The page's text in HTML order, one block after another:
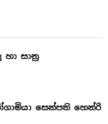
සානු
සෙන්පති හෙන්රි